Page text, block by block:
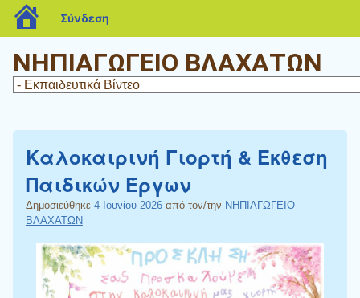
ΝΗΠΙΑΓΩΓΕΙΟ ΒΛΑΧΑΤΩΝ
Καλοκαιρινή Γιορτή & Έκθεση
Παιδικών Έργων
Δημοσιεύθηκε 4 Ιουνίου 2026 από τον/την ΝΗΠΙΑΓΩΓΕΙΟ
ΒΛΑΧΑΤΩΝ
blogs.sch.gr
Σύνδεση